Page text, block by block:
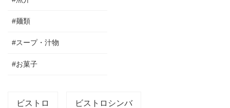
#麺類
#スープ・汁物
#お菓子
ビストロ ビストロシンバ